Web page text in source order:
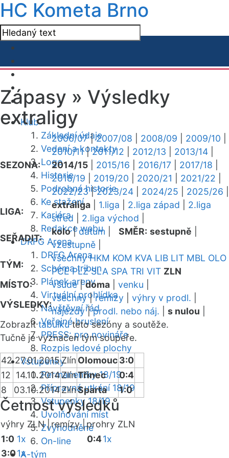
HC Kometa Brno
Klub
Základní údaje
Vedení a kontakty
Logo
Historie
Podrobná historie
Ke stažení
Kariéra
Redakce webu
DRFG Arena
DRFG Arena
Schéma tribun
Plánek areny
Virtuální prohlídka
Návštěvní řád
Veřejné bruslení
PRESS: pro novináře
Rozpis ledové plochy
Vstupenky
Permanentky 18/19
Přípravná utkání 18/19
Vstupenky 18/19
Uvolňování míst
Zvýhodněné
On-line
A-tým
Zápasy » Výsledky
extraligy
SEZONA:
2006/07|2007/08 2008/09 2009/10
2010/11|2011/12 2012/13 2013/14
2014/15
2015/16 2016/17 2017/18
2018/19
2019/20 2020/21 2021/22
2022/23|2023/24 2024/25 2025/26
LIGA:
extraliga 1.liga 2.liga západ
2.liga
střed
2.liga východ
SEŘADIT:
kolo|datum SMĚR: sestupně
vzestupně
TÝM:
všechny HKM KOM KVA LIB LIT MBL OLO
PCE PLZ SLA SPA TRI VIT ZLN
MÍSTO:
všude|doma venku
VÝSLEDKY:
všechny|remízy výhry v prodl.
nájezdy|prodl. nebo náj. s nulou
Zobrazittabulkutéto sezóny a soutěže.
Tučně je vyznačen tým soupeře.
42 27.01.2015Zlín Olomouc3:0
12 14.10.2014ZlínTřinec
0:4
8
03.10.2014ZlínSparta 1:0
Četnost výsledků
výhry ZLN | remízy |prohry ZLN
1:0 1x
3:01x
0:41x